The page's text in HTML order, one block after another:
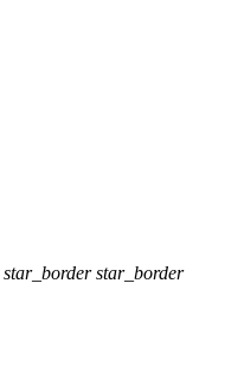
star_border star_border